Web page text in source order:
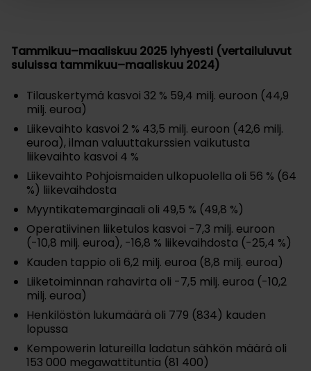
Tammikuu–maaliskuu 2025 lyhyesti (vertailuluvut
suluissa tammikuu–maaliskuu 2024)
Tilauskertymä kasvoi 32 % 59,4 milj. euroon (44,9
milj. euroa)
Liikevaihto kasvoi 2 % 43,5 milj. euroon (42,6 milj.
euroa), ilman valuuttakurssien vaikutusta
liikevaihto kasvoi 4 %
Liikevaihto Pohjoismaiden ulkopuolella oli 56 % (64
%) liikevaihdosta
Myyntikatemarginaali oli 49,5 % (49,8 %)
Operatiivinen liiketulos kasvoi -7,3 milj. euroon
(-10,8 milj. euroa), -16,8 % liikevaihdosta (-25,4 %)
Kauden tappio oli 6,2 milj. euroa (8,8 milj. euroa)
Liiketoiminnan rahavirta oli -7,5 milj. euroa (-10,2
milj. euroa)
Henkilöstön lukumäärä oli 779 (834) kauden
lopussa
Kempowerin latureilla ladatun sähkön määrä oli
153 000 megawattituntia (81 400)